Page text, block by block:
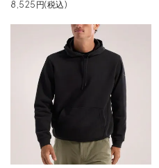
8,525円(税込)